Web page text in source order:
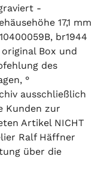
-
17,1 mm
br1944
Box und
des
°
ausschließlich
Kunden zur
Artikel NICHT
Ralf Häffner
über die